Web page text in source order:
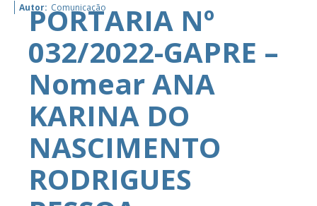
Autor: Comunicação
PORTARIA Nº
032/2022-GAPRE –
Nomear ANA
KARINA DO
NASCIMENTO
RODRIGUES